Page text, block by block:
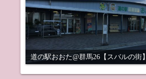
道の駅おおた@群馬26【スバルの街】